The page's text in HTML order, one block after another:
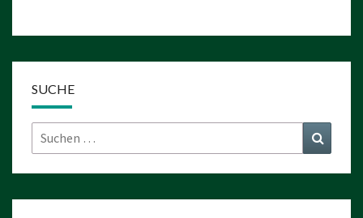
SUCHE
Suchen
nach: